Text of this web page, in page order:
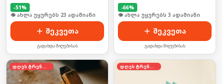
-51%
🛒 ბოლო 24სთ-ში იყიდა 30-მა
შეკვეთა
გადახდა მიღებისას
-66%
🛒 ბოლო 24სთ-ში იყიდა 3-მა
შეკვეთა
გადახდა მიღებისას
დღეს ტრენდში დღეს ტრენდში